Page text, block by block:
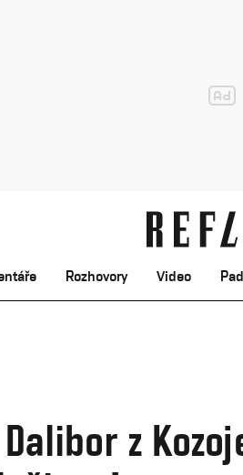
Rozhovory Video
z